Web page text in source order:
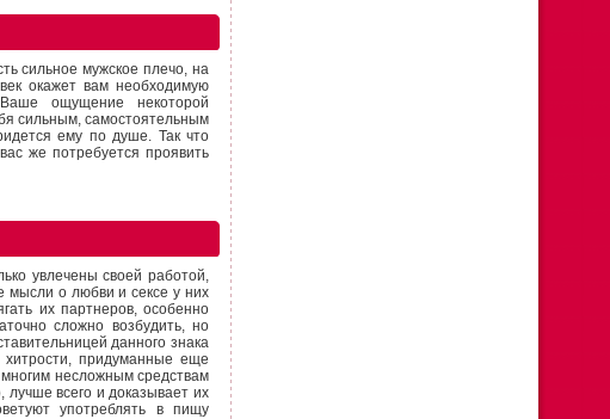
сильное мужское плечо, на
окажет вам необходимую
ощущение некоторой
сильным, самостоятельным
ему по душе. Так что
же потребуется проявить
увлечены своей работой,
мысли о любви и сексе у них
их партнеров, особенно
сложно возбудить, но
данного знака
придуманные еще
несложным средствам
всего и доказывает их
употреблять в пищу